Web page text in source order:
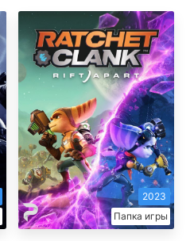
Папка игры
2023